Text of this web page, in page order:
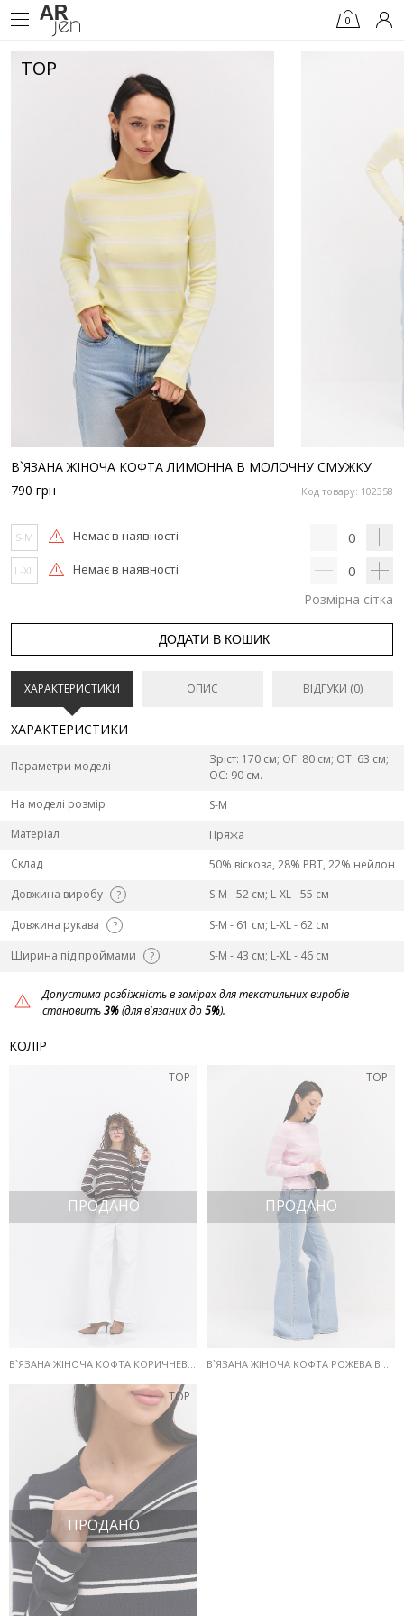
0
TOP
В`ЯЗАНА ЖІНОЧА КОФТА ЛИМОННА В МОЛОЧНУ СМУЖКУ
Код товару: 102358
790 грн
S-M Немає в наявності 0
L-XL Немає в наявності 0
Розмірна сітка
ДОДАТИ В КОШИК
ХАРАКТЕРИСТИКИ ОПИС ВІДГУКИ (0)
ХАРАКТЕРИСТИКИ
Параметри моделі
Зріст: 170 см; ОГ: 80 см; ОТ: 63 см;
ОС: 90 см.
На моделі розмір
S-M
Матеріал
Пряжа
Склад
50% віскоза, 28% PBT, 22% нейлон
Довжина виробу
?
S-M - 52 см; L-ХL - 55 см
Довжина рукава
?
S-M - 61 см; L-ХL - 62 см
Ширина під проймами
? S-M - 43 см; L-ХL - 46 см
Допустима розбіжність в замірах для текстильних виробів
становить3%(для в'язаних до5%).
КОЛІР
TOP
ПРОДАНО
В`ЯЗАНА ЖІНОЧА КОФТА КОРИЧНЕВА В МОЛОЧНУ СМУЖКУ
TOP
ПРОДАНО
В`ЯЗАНА ЖІНОЧА КОФТА РОЖЕВА В МОЛОЧНУ СМУЖКУ
TOP
ПРОДАНО